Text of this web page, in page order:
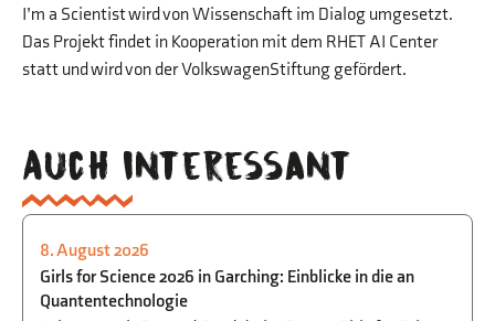
I’m a Scientist wird von Wissenschaft im Dialog umgesetzt.
Das Projekt findet in Kooperation mit dem RHET AI Center
statt und wird von der VolkswagenStiftung gefördert.
Auch interessant
PHYSIK,BEGABTENFÖRDERUNG
UND BERUFSORIENTIERUNG
8. August 2026
Girls for Science 2026 in Garching: Einblicke in die an
Quantentechnologie